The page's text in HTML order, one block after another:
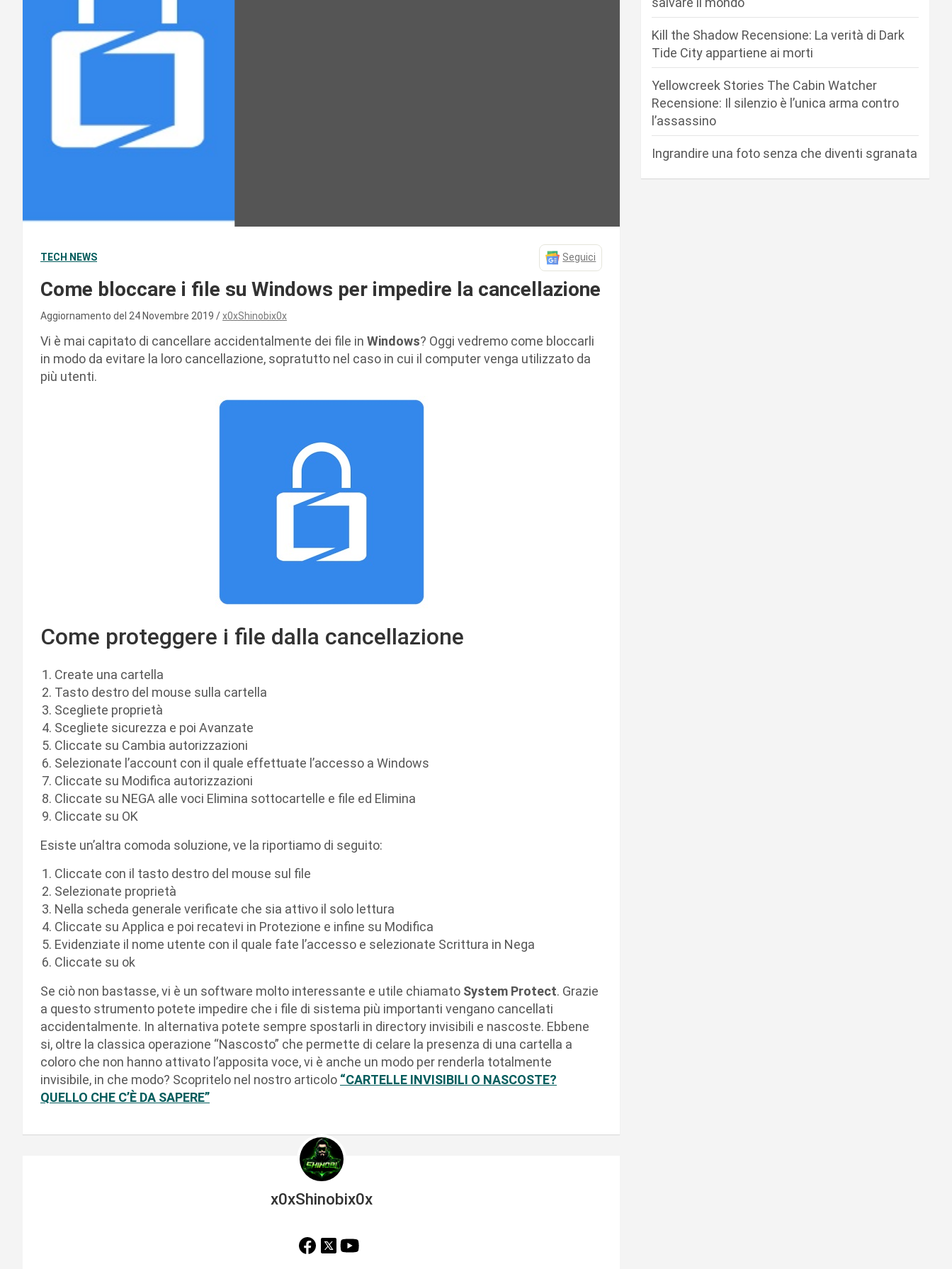
TECH NEWS Seguici
Come bloccare i file su Windows per impedire la cancellazione
Aggiornamento del 24 Novembre 2019 x0xShinobix0x
Vi è mai capitato di cancellare accidentalmente dei file in Windows? Oggi vedremo come bloccarli
in modo da evitare la loro cancellazione, sopratutto nel caso in cui il computer venga utilizzato da
più utenti.
Come proteggere i file dalla cancellazione
Create una cartella
Tasto destro del mouse sulla cartella
Scegliete proprietà
Scegliete sicurezza e poi Avanzate
Cliccate su Cambia autorizzazioni
Selezionate l’account con il quale effettuate l’accesso a Windows
Cliccate su Modifica autorizzazioni
Cliccate su NEGA alle voci Elimina sottocartelle e file ed Elimina
Cliccate su OK
Esiste un’altra comoda soluzione, ve la riportiamo di seguito:
Cliccate con il tasto destro del mouse sul file
Selezionate proprietà
Nella scheda generale verificate che sia attivo il solo lettura
Cliccate su Applica e poi recatevi in Protezione e infine su Modifica
Evidenziate il nome utente con il quale fate l’accesso e selezionate Scrittura in Nega
Cliccate su ok
Se ciò non bastasse, vi è un software molto interessante e utile chiamato System Protect. Grazie
a questo strumento potete impedire che i file di sistema più importanti vengano cancellati
accidentalmente. In alternativa potete sempre spostarli in directory invisibili e nascoste. Ebbene
si, oltre la classica operazione “Nascosto” che permette di celare la presenza di una cartella a
coloro che non hanno attivato l’apposita voce, vi è anche un modo per renderla totalmente
invisibile, in che modo? Scopritelo nel nostro articolo “CARTELLE INVISIBILI O NASCOSTE?
QUELLO CHE C’È DA SAPERE”
x0xShinobix0x
Kill the Shadow Recensione: La verità di Dark
Tide City appartiene ai morti
Yellowcreek Stories The Cabin Watcher
Recensione: Il silenzio è l’unica arma contro
l’assassino
Ingrandire una foto senza che diventi sgranata